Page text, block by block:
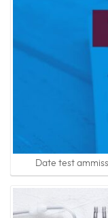
Date test